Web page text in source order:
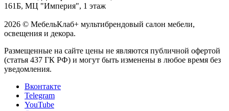
161Б, МЦ "Империя", 1 этаж
2026 © МебельКлаб+ мультибрендовый салон мебели,
освещения и декора.
Размещенные на сайте цены не являются публичной офертой
(статья 437 ГК РФ) и могут быть изменены в любое время без
уведомления.
Вконтакте
Telegram
YouTube